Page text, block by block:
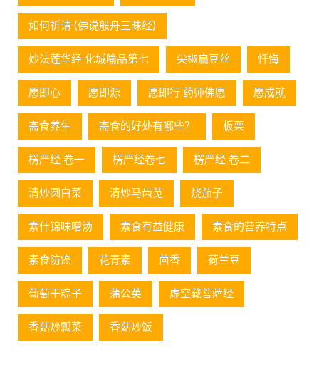
如何祈请 (佛说般舟三昧经)
妙法莲华经 化城喻品第七 尖椒扁豆丝 忏悔
愿即心 愿即源 愿即行 药师佛愿 愿成就
斋食养生 斋食的好处有哪些？ 板栗
楞严经 卷一 楞严经卷七 楞严经 卷二
清炒圆白菜 清炒马齿苋 烧茄子
素什锦味噌汤 素食有益健康 素食的营养特点
素食防癌 花青素 茴香 荷兰豆
葡萄⼲粽⼦ 蒲公英 虚空藏菩萨经
香菇炒瓢菜 香菇炒饭